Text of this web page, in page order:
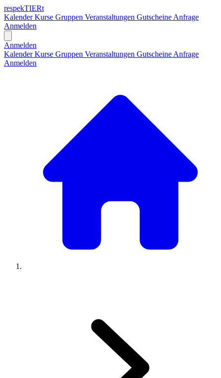
respekTIERt
KalenderKurse Gruppen Veranstaltungen Gutscheine Anfrage
Anmelden
Anmelden
KalenderKurse Gruppen Veranstaltungen Gutscheine Anfrage
Anmelden